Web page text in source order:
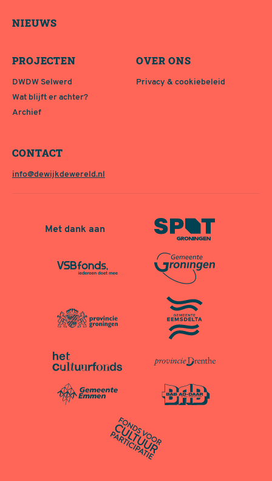
NIEUWS
PROJECTEN
DWDW Selwerd
Wat blijft er achter?
Archief
OVER ONS
Privacy & cookiebeleid
CONTACT
info@dewijkdewereld.nl
Met dank aan